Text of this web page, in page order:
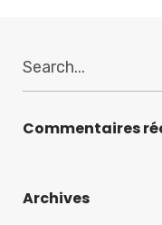
e
r
o
Commentaires
Archives